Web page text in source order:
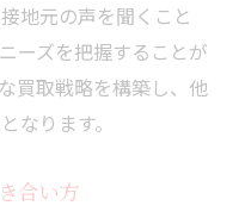
地元の声を聞くこと
ーズを把握することが
買取戦略を構築し、他
なります。
合い方